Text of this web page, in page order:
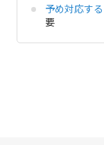
予め対応する
要